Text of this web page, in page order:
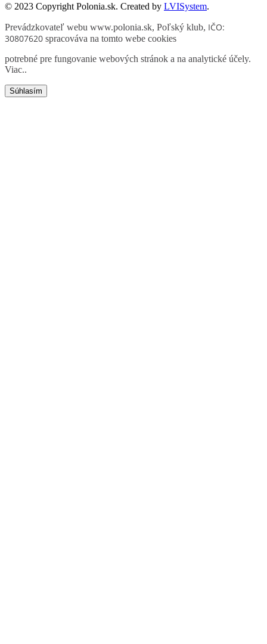
© 2023 Copyright Polonia.sk. Created by LVISystem.
Prevádzkovateľ webu www.polonia.sk, Poľský klub, IČO:
30807620 spracováva na tomto webe cookies
potrebné pre fungovanie webových stránok a na analytické účely.
Viac..
Súhlasím